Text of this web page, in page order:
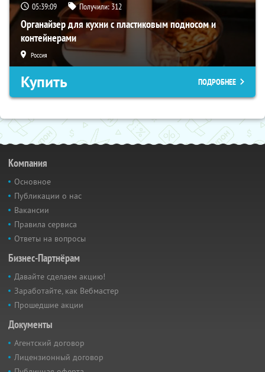
05:39:08 Получили: 312
Органайзер для кухни с пластиковым подносом и
контейнерами
Россия
Купить ПОДРОБНЕЕ
Компания
Основное
Публикации о нас
Вакансии
Правила сервиса
Ответы на вопросы
Бизнес-Партнёрам
Давайте сделаем акцию!
Заработайте, как Вебмастер
Прошедшие акции
Документы
Агентский договор
Лицензионный договор